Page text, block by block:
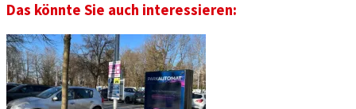
Das könnte Sie auch interessieren: